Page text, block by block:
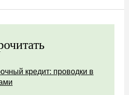
кредит: проводки в